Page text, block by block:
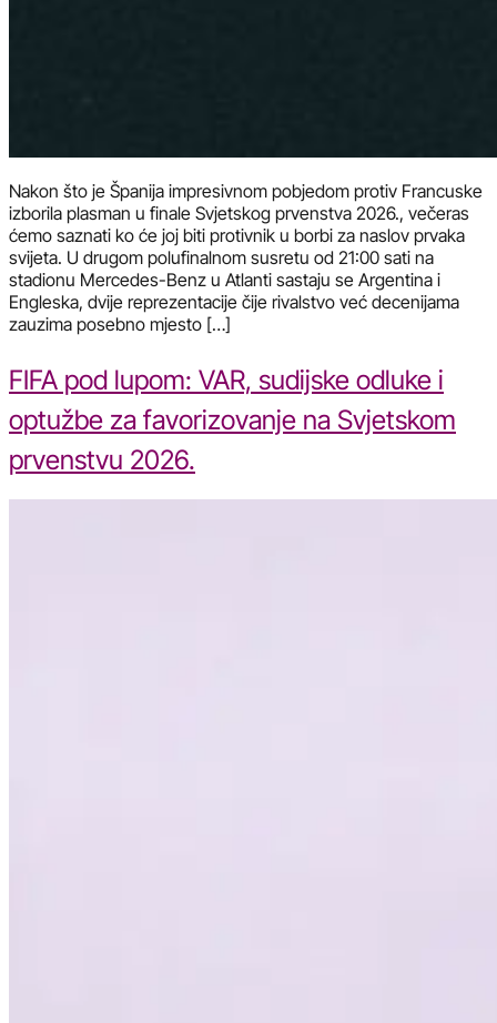
Nakon što je Španija impresivnom pobjedom protiv Francuske
izborila plasman u finale Svjetskog prvenstva 2026., večeras
ćemo saznati ko će joj biti protivnik u borbi za naslov prvaka
svijeta. U drugom polufinalnom susretu od 21:00 sati na
stadionu Mercedes-Benz u Atlanti sastaju se Argentina i
Engleska, dvije reprezentacije čije rivalstvo već decenijama
zauzima posebno mjesto […]
FIFA pod lupom: VAR, sudijske odluke i
optužbe za favorizovanje na Svjetskom
prvenstvu 2026.